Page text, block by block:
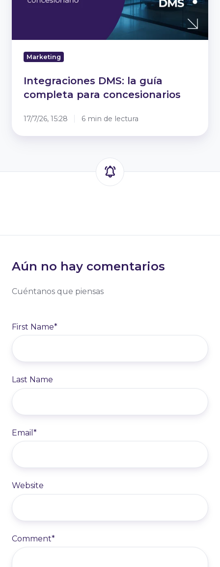
concesionarios
Marketing
Integraciones DMS: la guía
completa para concesionarios
17/7/26, 15:28 6 min de lectura
Aún no hay comentarios
Cuéntanos que piensas
First Name*
Last Name
Email *
Website
Comment*